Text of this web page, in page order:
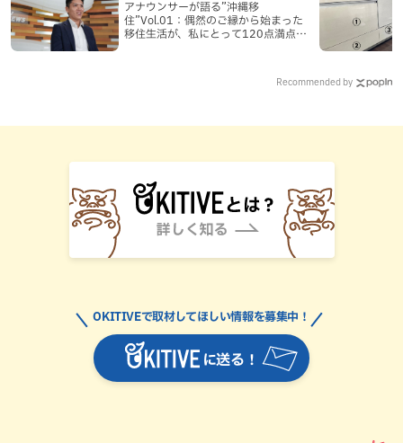
アナウンサーが語る”沖縄移
住”Vol.01：偶然のご縁から始まった
移住生活が、私にとって120点満点に
Recommended by
に送る！
OKITIVEで取材してほしい情報を募集中！